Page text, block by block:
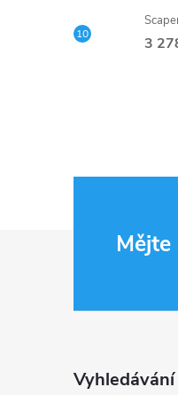
3
Vyhledávání